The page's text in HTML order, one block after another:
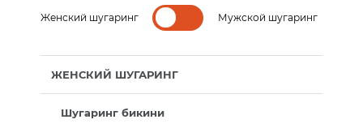
Женский шугаринг Мужской шугаринг
ЖЕНСКИЙ ШУГАРИНГ
Шугаринг бикини